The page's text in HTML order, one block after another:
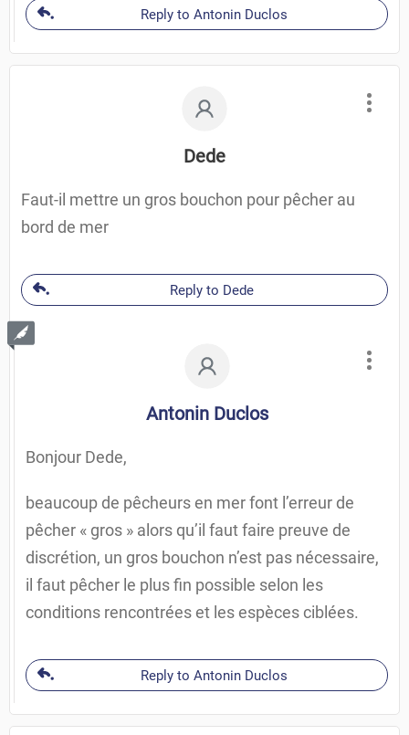
Reply to Antonin Duclos
Dede
Faut-il mettre un gros bouchon pour pêcher au
bord de mer
Reply to Dede
Antonin Duclos
Bonjour Dede,
beaucoup de pêcheurs en mer font l’erreur de
pêcher « gros » alors qu’il faut faire preuve de
discrétion, un gros bouchon n’est pas nécessaire,
il faut pêcher le plus fin possible selon les
conditions rencontrées et les espèces ciblées.
Reply to Antonin Duclos